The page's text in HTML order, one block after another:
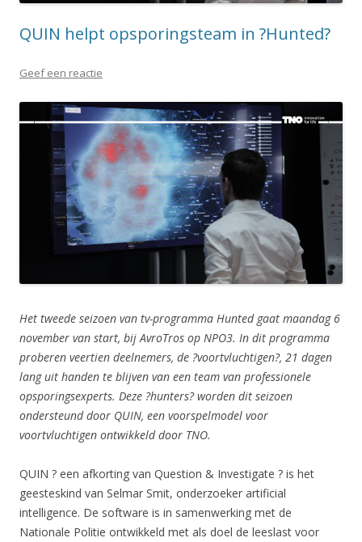
QUIN helpt opsporingsteam in ?Hunted?
Geef een reactie
Het tweede seizoen van tv-programma Hunted gaat maandag 6
november van start, bij AvroTros op NPO3. In dit programma
proberen veertien deelnemers, de ?voortvluchtigen?, 21 dagen
lang uit handen te blijven van een team van professionele
opsporingsexperts. Deze ?hunters? worden dit seizoen
ondersteund door QUIN, een voorspelmodel voor
voortvluchtigen ontwikkeld door TNO.
QUIN ? een afkorting van Question & Investigate ? is het
geesteskind van Selmar Smit, onderzoeker artificial
intelligence. De software is in samenwerking met de
Nationale Politie ontwikkeld met als doel de leeslast voor